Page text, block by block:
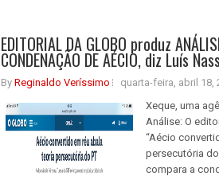
EDITORIAL DA GLOBO produz
CONDENAÇÃO DE AÉCIO, diz Luís
By Reginaldo Veríssimo quarta-feira, abril 18,
Xeque, uma
Análise: O
“Aécio
persecutória
compara a